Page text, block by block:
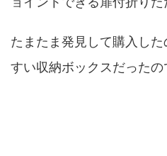
たまたま発見して購入し
すい収納ボックスだった